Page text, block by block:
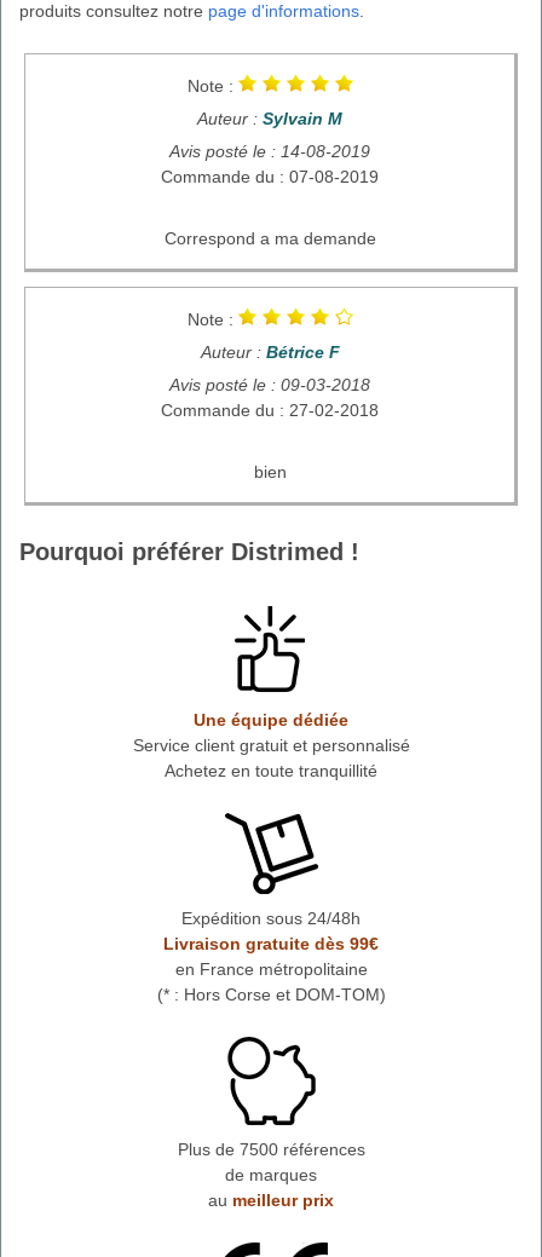
produits consultez notre page d'informations.
Note :
Auteur : Sylvain M
Avis posté le : 14-08-2019
Commande du : 07-08-2019
Correspond a ma demande
Note :
Auteur : Bétrice F
Avis posté le : 09-03-2018
Commande du : 27-02-2018
bien
Pourquoi préférer Distrimed !
Une équipe dédiée
Service client gratuit et personnalisé
Achetez en toute tranquillité
Expédition sous 24/48h
Livraison gratuite dès 99€
en France métropolitaine
(* : Hors Corse et DOM-TOM)
Plus de 7500 références
de marques
au meilleur prix